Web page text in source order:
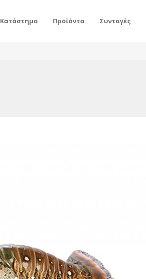
Κατάστημα Προϊόντα Συνταγές